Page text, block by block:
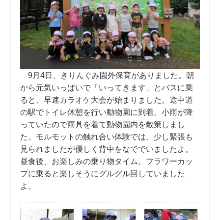
9月4日、きりんぐみ園外保育がありました。朝
から元気いっぱいで「いってきます」とバスに乗
ると、早速カラオケ大会が始まりました。途中道
の駅でトイレ休憩を行い動物園に到着。小雨が降
っていたので雨具を着て動物園内を散策しまし
た。モルモットの触れ合い体験では、少し緊張も
見られましたが優しく背中をなででいましたよ。
昼食後、お楽しみの乗り物タイム。フラワーカッ
プに乗ると楽しそうにグルグル回していました
よ。